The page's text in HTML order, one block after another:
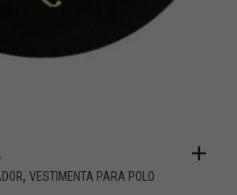
, VESTIMENTA PARA POLO